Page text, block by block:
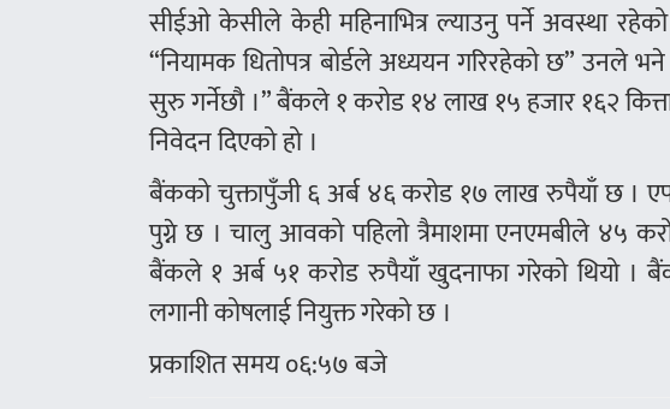
सीईओ केसीले केही महिनाभित्र ल्याउनु पर्ने अवस्था
“नियामक धितोपत्र बोर्डले अध्ययन गरिरहेको छ” उनले
सुरु गर्नेछौ ।” बैंकले १ करोड १४ लाख १५ हजार १६२
निवेदन दिएको हो ।
बैंकको चुक्तापुँजी ६ अर्ब ४६ करोड १७ लाख रुपैयाँ छ ।
पुग्ने छ । चालु आवको पहिलो त्रैमाशमा एनएमबीले ४५
बैंकले १ अर्ब ५१ करोड रुपैयाँ खुदनाफा गरेको थियो ।
लगानी कोषलाई नियुक्त गरेको छ ।
प्रकाशित समय ०६:५७ बजे